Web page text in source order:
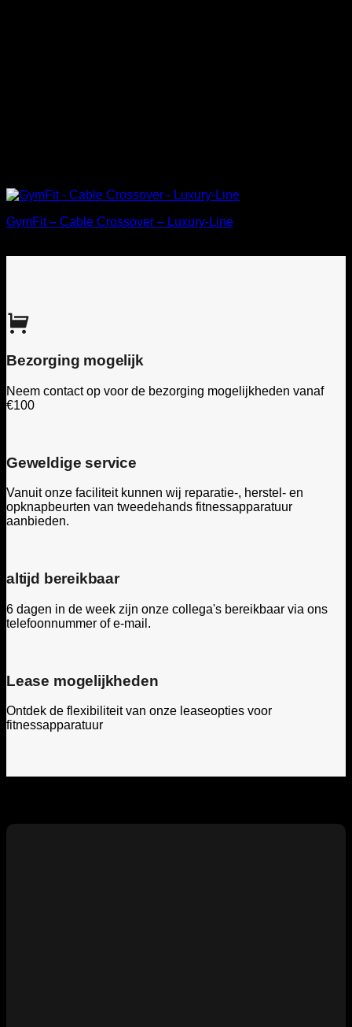
GymFit – Cable Crossover – Luxury-Line
Bezorging mogelijk
Neem contact op voor de bezorging mogelijkheden vanaf
€100
Geweldige service
Vanuit onze faciliteit kunnen wij reparatie-, herstel- en
opknapbeurten van tweedehands fitnessapparatuur
aanbieden.
altijd bereikbaar
6 dagen in de week zijn onze collega's bereikbaar via ons
telefoonnummer of e-mail.
Lease mogelijkheden
Ontdek de flexibiliteit van onze leaseopties voor
fitnessapparatuur